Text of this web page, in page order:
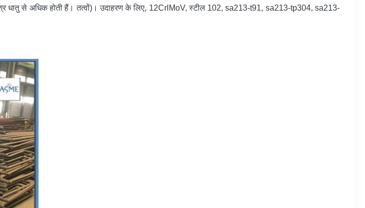
धातु से अधिक होती हैं। तत्वों)। उदाहरण के लिए, 12CrlMoV, स्टील 102, sa213-t91, sa213-tp304, sa213-